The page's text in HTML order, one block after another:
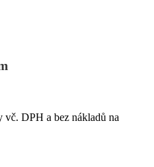
DPH a bez nákladů na